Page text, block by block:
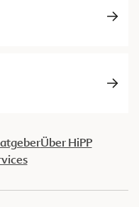
Über HiPP